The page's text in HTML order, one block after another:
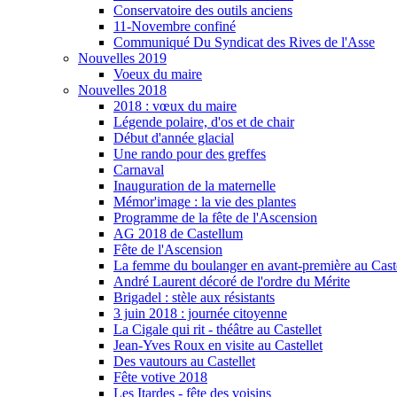
Conservatoire des outils anciens
11-Novembre confiné
Communiqué Du Syndicat des Rives de l'Asse
Nouvelles 2019
Voeux du maire
Nouvelles 2018
2018 : vœux du maire
Légende polaire, d'os et de chair
Début d'année glacial
Une rando pour des greffes
Carnaval
Inauguration de la maternelle
Mémor'image : la vie des plantes
Programme de la fête de l'Ascension
AG 2018 de Castellum
Fête de l'Ascension
La femme du boulanger en avant-première au
André Laurent décoré de l'ordre du Mérite
Brigadel : stèle aux résistants
3 juin 2018 : journée citoyenne
La Cigale qui rit - théâtre au Castellet
Jean-Yves Roux en visite au Castellet
Des vautours au Castellet
Fête votive 2018
Les Itardes - fête des voisins